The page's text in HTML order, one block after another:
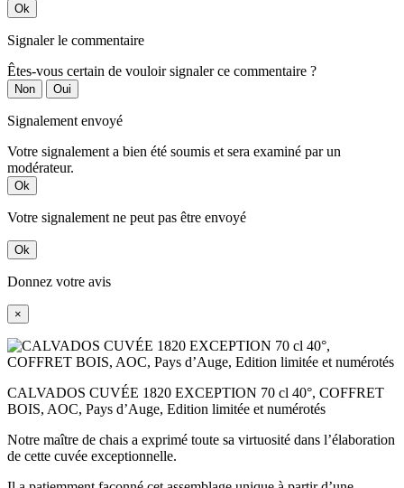
Ok
Signaler le commentaire
Êtes-vous certain de vouloir signaler ce commentaire ?
Non Oui
Signalement envoyé
Votre signalement a bien été soumis et sera examiné par un
modérateur.
Ok
Votre signalement ne peut pas être envoyé
Ok
Donnez votre avis
×
CALVADOS CUVÉE 1820 EXCEPTION 70 cl 40°, COFFRET
BOIS, AOC, Pays d’Auge, Edition limitée et numérotés
Notre maître de chais a exprimé toute sa virtuosité dans l’élaboration
de cette cuvée exceptionnelle.